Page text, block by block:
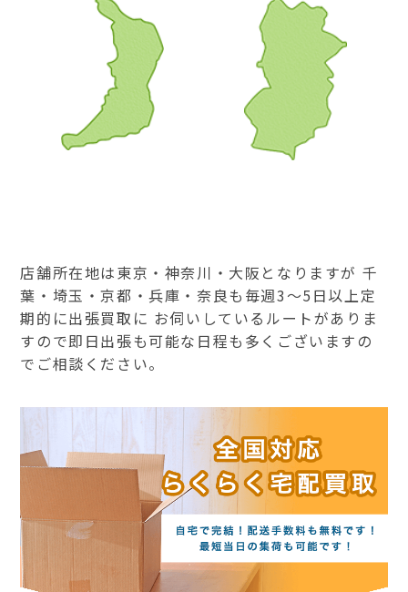
店舗所在地は東京・神奈川・大阪となりますが 千
葉・埼玉・京都・兵庫・奈良も毎週3～5日以上定
期的に出張買取に お伺いしているルートがありま
すので即日出張も可能な日程も多くございますの
でご相談ください。